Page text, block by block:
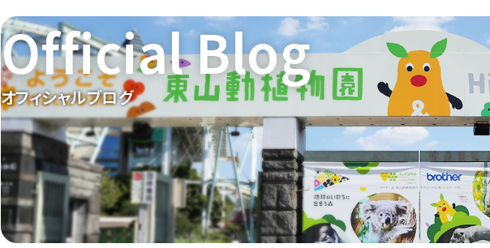
オフィシャルブログ
Official Blog